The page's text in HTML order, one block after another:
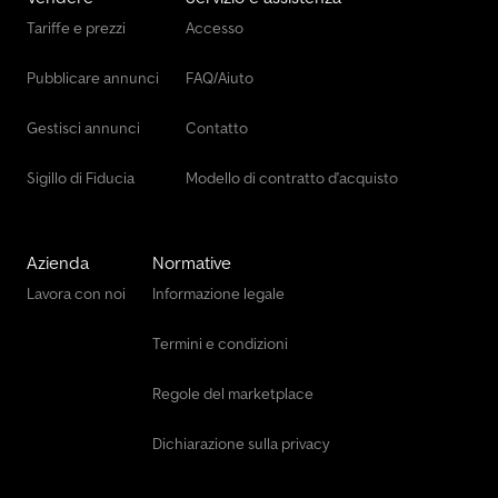
Tariffe e prezzi
Pubblicare annunci
Gestisci annunci
Sigillo di Fiducia
Accesso
FAQ/Aiuto
Contatto
Modello di contratto d'acquisto
Azienda
Lavora con noi
Normative
Informazione legale
Termini e condizioni
Regole del marketplace
Dichiarazione sulla privacy